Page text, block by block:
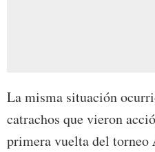
La misma situación
catrachos que vieron
primera vuelta del torneo